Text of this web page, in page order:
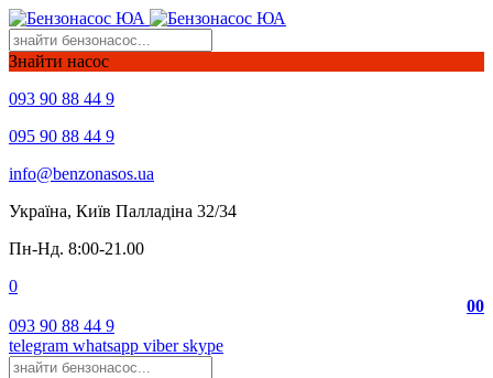
Знайти насос
093 90 88 44 9
095 90 88 44 9
info@benzonasos.ua
Україна, Київ Палладіна 32/34
Пн-Нд. 8:00-21.00
0
00
093 90 88 44 9
telegram whatsapp viber skype